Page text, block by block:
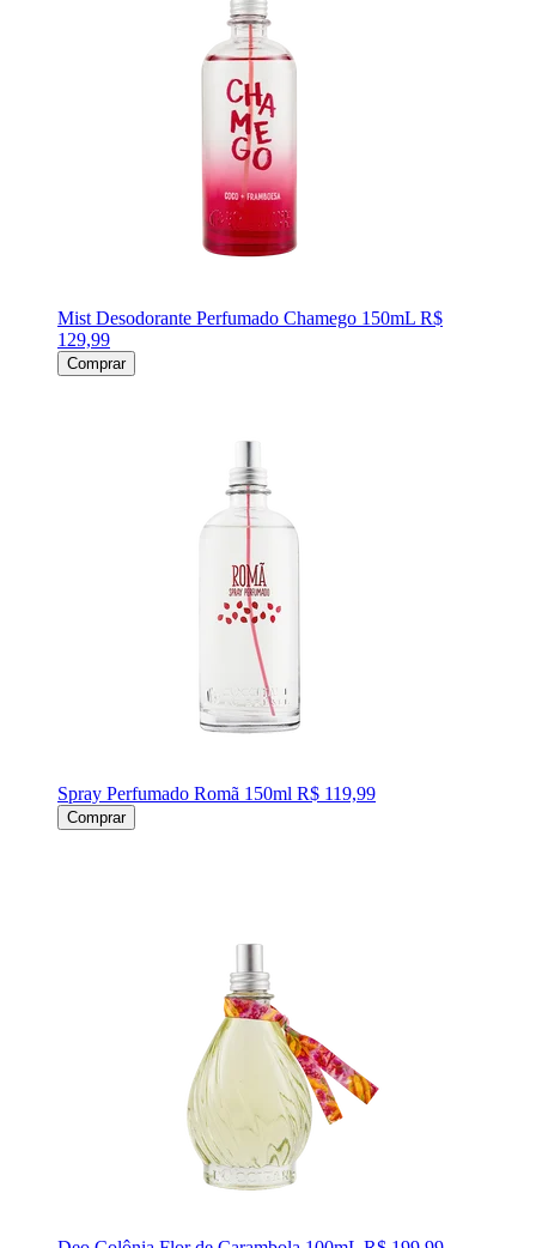
Mist Desodorante Perfumado Chamego 150mL R$
129,99
Comprar
Spray Perfumado Romã 150ml R$ 119,99
Comprar